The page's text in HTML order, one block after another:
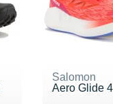
Salomon
Aero Glide 4